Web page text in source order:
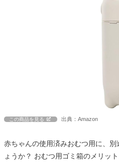
この商品を見る 出典：Amazon
赤ちゃんの使用済みおむつ用に、
ょうか？ おむつ用ゴミ箱のメリッ